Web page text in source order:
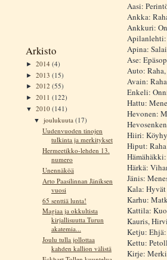
Arkisto
► 2014 (4)
► 2013 (15)
► 2012 (55)
► 2011 (122)
▼ 2010 (141)
▼joulukuuta(17)
Uudenvuoden tinojen
tulkinta ja merkitykset
Hermeetikko-lehden 13.
numero
Unennäköä
Arto Paasilinnan Jäniksen
vuosi
65 senttiä lunta!
Magiaa ja okkultista
kirjallisuutta Turun
akatemia...
Joulu tulla jollottaa
kahden kallion välistä
Aasi:
Ankka:
Ankkuri:
Apina:
Ase:
Auto:
Avain:
Enkeli:
Hattu:
Hevonen:
Hiiri:
Hiput: Raha
Härkä:
Jänis:
Kala:
Karhu:
Kattila:
Kauris,
Ketju:
Kettu:
Kirje: